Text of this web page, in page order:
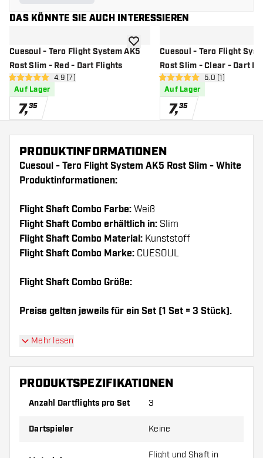
DAS KÖNNTE SIE AUCH INTERESSIEREN
Cuesoul - Tero Flight System AK5
Rost Slim - Red - Dart Flights
Bewertungsbereich öffnen
4.9 Bewertungssterne
4.9 (7)
Auf Lager
7,35
Zur Wunschliste hinzufügen
Cuesoul - Tero Flight
Rost Slim - Clear - Dart
5 Bewertungssterne
5.0 (1)
Auf Lager
7,35
PRODUKTINFORMATIONEN
Cuesoul - Tero Flight System AK5 Rost Slim - White
Produktinformationen:
Flight Shaft Combo Farbe: Weiß
Flight Shaft Combo erhältlich in: Slim
Flight Shaft Combo Material: Kunststoff
Flight Shaft Combo Marke: CUESOUL
Flight Shaft Combo Größe:
Preise gelten jeweils für ein Set (1 Set = 3 Stück).
Dartshopper Tipp!
Shafts. Diese können sich durch Gebrauch
abnutzen oder brechen.
Probieren Sie eine andere Form, ein anderes
Material oder eine andere Dicke der Flights aus,
Mehr lesen
PRODUKTSPEZIFIKATIONEN
Anzahl Dartflights pro Set 3
Dartspieler Keine
Flight und Shaft in